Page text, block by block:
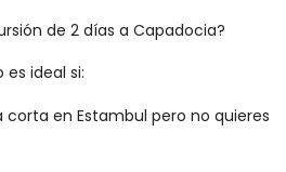
de 2 días a Capadocia?
ideal si:
corta en Estambul pero no quieres